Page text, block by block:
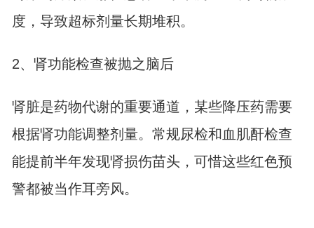
度，导致超标剂量长期堆积。
2、肾功能检查被抛之脑后
肾脏是药物代谢的重要通道，某些降压药需要
根据肾功能调整剂量。常规尿检和血肌酐检查
能提前半年发现肾损伤苗头，可惜这些红色预
警都被当作耳旁风。